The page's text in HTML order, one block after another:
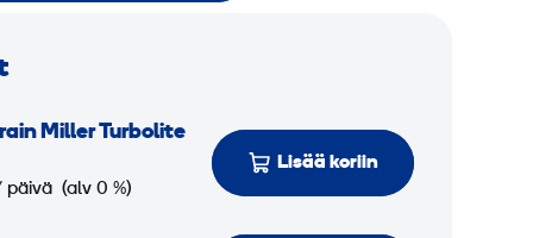
Miller Turbolite
päivä (alv 0 %)
Lisää koriin